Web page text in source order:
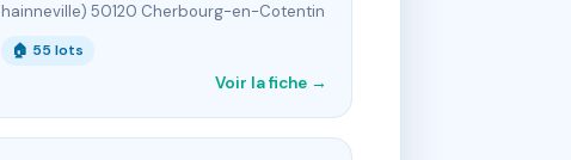
hainneville) 50120 Cherbourg-en-Cotentin
🏠 55 lots
Voir la fiche →